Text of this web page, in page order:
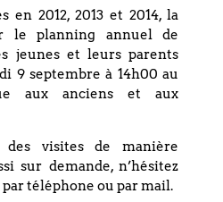
et leur signification :
avec nos sens qui fait sens
rite au sens le plus noble du
du sens à un événement à
à habiter ce qu’il croit au sens
se méfie du rite qui est toujours
sans contenu, et donc une
en 2012, 2013 et 2014, la
le planning annuel de
jeunes et leurs parents
9 septembre à 14h00 au
aux anciens et aux
des visites de manière
sur demande, n’hésitez
téléphone ou par mail.